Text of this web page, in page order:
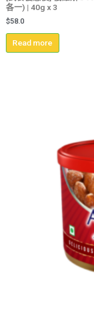
各一) | 40g x 3
$58.0
Read more